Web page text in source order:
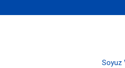
Soyuz